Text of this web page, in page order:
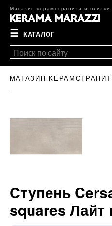
Магазин керамогранита и плитки
☰ КАТАЛОГ
МАГАЗИН
Ступень
squares Лайт